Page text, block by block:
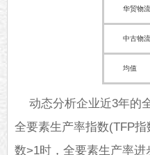
华贸物流
中古物流
均值
动态分析企业近3年的
全要素生产率指数(TFP
数>1时，全要素生产率